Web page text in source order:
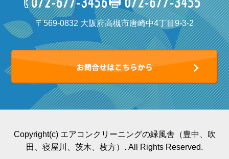
〒569-0832 大阪府高槻市唐崎中4丁目9-3-2
Copyright(c) エアコンクリーニングの緑風舎（豊中、吹
田、寝屋川、茨木、枚方）. All Rights Reserved.